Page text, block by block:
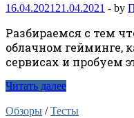
16.04.2021 21.04.2021 - by
Разбираемся с тем
облачном гейминге,
сервисах и пробуем
Читать далее
Обзоры /Тесты